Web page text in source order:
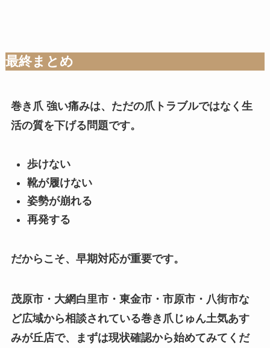
最終まとめ
巻き爪 強い痛みは、ただの爪トラブルではなく生
活の質を下げる問題です。
歩けない
靴が履けない
姿勢が崩れる
再発する
だからこそ、早期対応が重要です。
茂原市・大網白里市・東金市・市原市・八街市な
ど広域から相談されている巻き爪じゅん土気あす
みが丘店で、まずは現状確認から始めてみてくだ